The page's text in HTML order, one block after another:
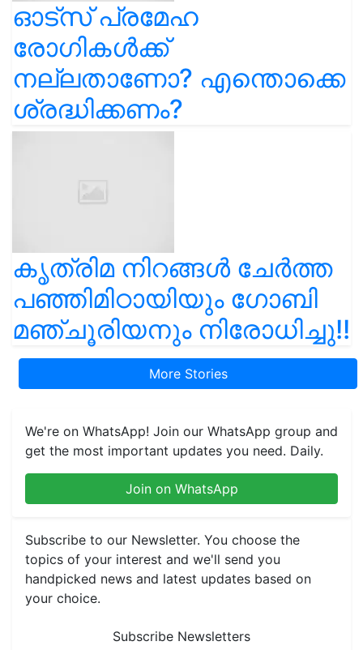
ഓട്സ് പ്രമേഹ
രോഗികൾക്ക്
നല്ലതാണോ? എന്തൊക്കെ
ശ്രദ്ധിക്കണം?
കൃത്രിമ നിറങ്ങൾ ചേർത്ത
പഞ്ഞിമിഠായിയും ഗോബി
മഞ്ചൂരിയനും നിരോധിച്ചു!!
More Stories
We're on WhatsApp! Join our WhatsApp group and
get the most important updates you need. Daily.
Join on WhatsApp
Subscribe to our Newsletter. You choose the
topics of your interest and we'll send you
handpicked news and latest updates based on
your choice.
Subscribe Newsletters